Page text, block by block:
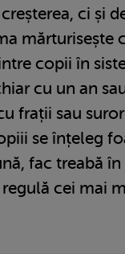
ci și
mărturisește
copii în
cu un an
frații sau
se înțeleg
fac treabă în
cei mai